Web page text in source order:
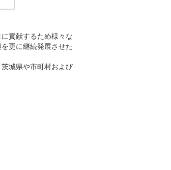
貢献するため様々な
更に継続発展させた
城県や市町村および